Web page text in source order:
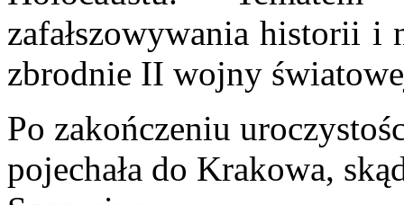
zafałszowywania historii i
zbrodnie II wojny
Po zakończeniu
pojechała do Krakowa,